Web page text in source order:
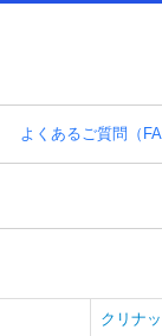
よくあるご質問（
クリナ